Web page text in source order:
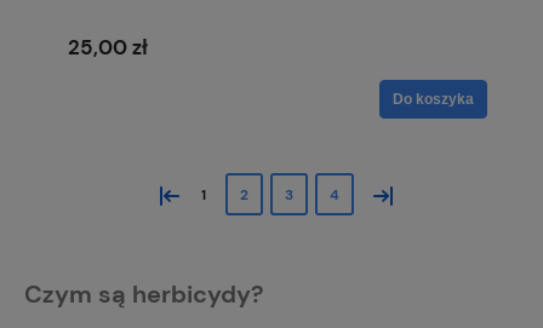
25,00 zł
Do koszyka
« 1 2 3 4 »
Czym są herbicydy?